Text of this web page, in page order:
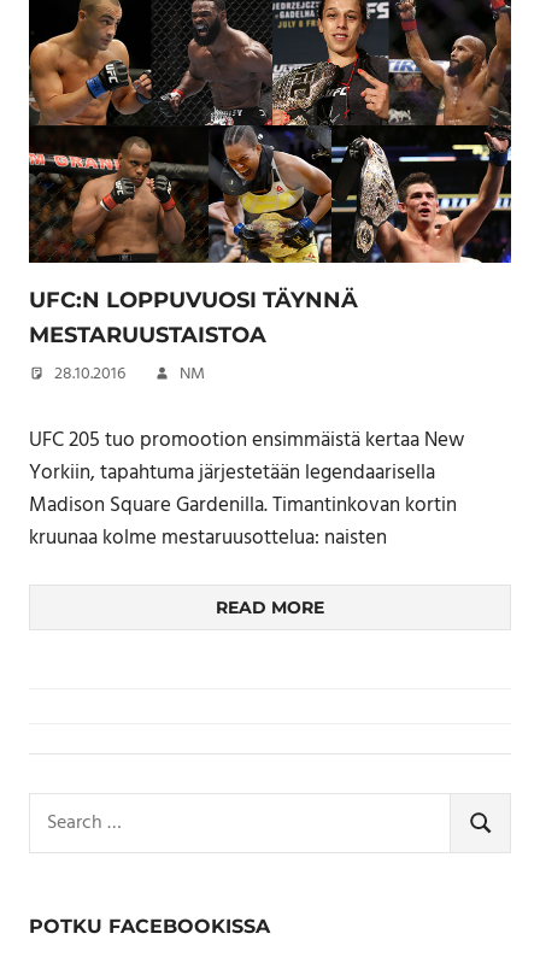
UFC:N LOPPUVUOSI TÄYNNÄ
MESTARUUSTAISTOA
28.10.2016 NM
UFC 205 tuo promootion ensimmäistä kertaa New
Yorkiin, tapahtuma järjestetään legendaarisella
Madison Square Gardenilla. Timantinkovan kortin
kruunaa kolme mestaruusottelua: naisten
READ MORE
for:
SEARCH
POTKU FACEBOOKISSA